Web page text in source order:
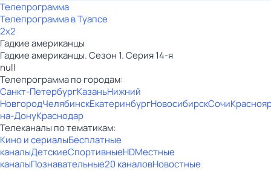
Телепрограмма
Телепрограмма в Туапсе
2x2
Гадкие американцы
Гадкие американцы. Сезон 1. Серия 14-я
null
Телепрограмма по городам:
Санкт-ПетербургКазаньНижний
НовгородЧелябинскЕкатеринбургНовосибирскСочи
на-ДонуКраснодар
Телеканалы по тематикам:
Кино и сериалыБесплатные
каналыДетскиеСпортивныеHDМестные
каналыПознавательные20 каналовНовостные